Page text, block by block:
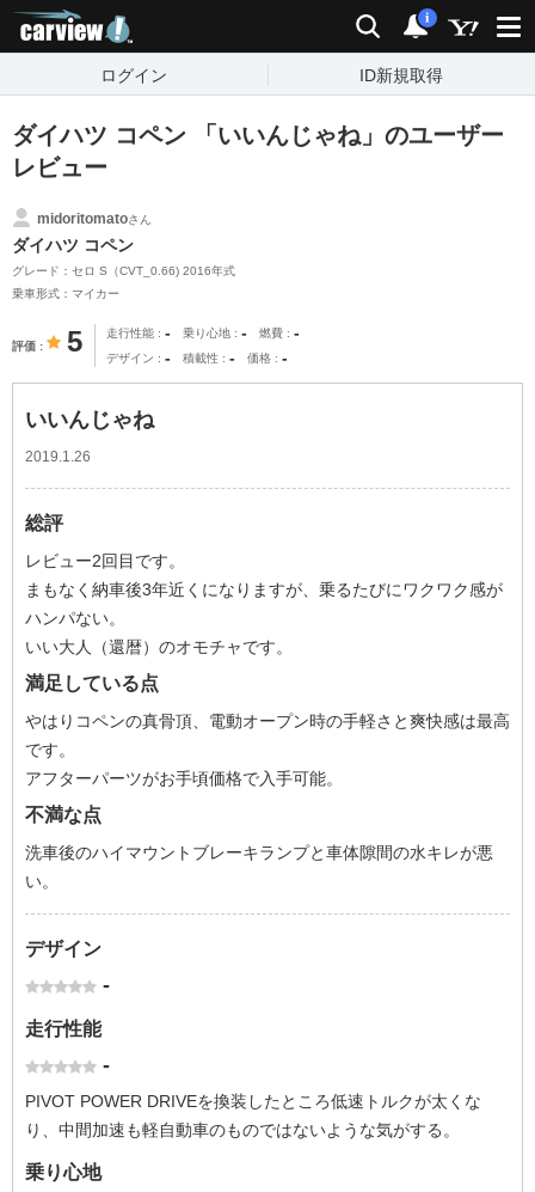
検索 通知
i
ログイン ID新規取得
ダイハツ コペン 「いいんじゃね」のユーザー
レビュー
midoritomatoさん
ダイハツ コペン
グレード：セロ S（CVT_0.66) 2016年式
乗車形式：マイカー
評価 5 走行性能 - 乗り心地 - 燃費 -
デザイン - 積載性 - 価格 -
いいんじゃね
2019.1.26
総評
レビュー2回目です。
まもなく納車後3年近くになりますが、乗るたびにワクワク感が
ハンパない。
いい大人（還暦）のオモチャです。
満足している点
やはりコペンの真骨頂、電動オープン時の手軽さと爽快感は最高
です。
アフターパーツがお手頃価格で入手可能。
不満な点
洗車後のハイマウントブレーキランプと車体隙間の水キレが悪
い。
デザイン
-
走行性能
-
PIVOT POWER DRIVEを換装したところ低速トルクが太くな
り、中間加速も軽自動車のものではないような気がする。
乗り心地